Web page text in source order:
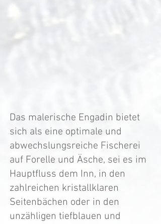
Das malerische Engadin bietet
sich als eine optimale und
abwechslungsreiche Fischerei
auf Forelle und Äsche, sei es im
Hauptfluss dem Inn, in den
zahlreichen kristallklaren
Seitenbächen oder in den
unzähligen tiefblauen und